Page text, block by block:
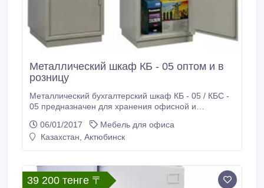
Металлический шкаф КБ - 05 оптом и в
розницу
Металлический бухгалтерский шкаф КБ - 05 / КБС -
05 предназначен для хранения офисной и
документов, электронных носителей информации и
т.д. Корпус шкафа изготовлен из стали толщиной 1,
приваренных полки.
06/01/2017
Мебель для офиса
Казахстан, Актюбинск
39 200 тенге 〒